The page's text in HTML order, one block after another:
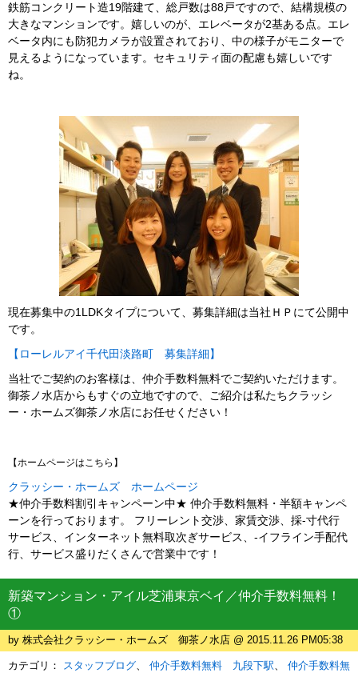
鉄筋コンクリート造19階建て、総戸数は88戸ですので、結構規模の
大きなマンションです。嬉しいのが、エレベータが2基ある点。エレ
ベータ内にも防犯カメラが設置されており、中の様子がモニターで
見えるようになっています。セキュリティ面の配慮も嬉しいです
ね。
現在募集中の1LDKタイプについて、募集詳細は当社ＨＰにて公開中
です。
【ローレルアイ千代田淡路町 募集詳細】
当社でご契約のお客様は、仲介手数料無料でご契約いただけます。
御茶ノ水店からもすぐの立地ですので、ご紹介は私たちクラッシ
ー・ホームズ御茶ノ水店にお任せください！
【ホームページはこちら】
クラッシー・ホームズ ホームページ
★仲介手数料割引キャンペーン中★ 仲介手数料無料・半額キャンペ
ーンを行っております。 フリーレント交渉、家賃交渉、採-寸代行
サービス、インターネット無料取次ぎサービス、-イフライン手配代
行、サービス盛りだくさんで営業中です！
新築マンション・アイル芝浦東京ベイ／仲介手数料無料！
①
by 株式会社クラッシー・ホームズ 御茶ノ水店 @ 2015.11.26 PM05:38
カテゴリ： スタッフブログ 仲介手数料無料 九段下駅
仲介手数料無